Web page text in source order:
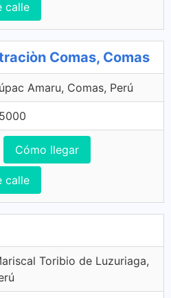
calle
Comas, Comas
Amaru, Comas, Perú
Cómo llegar
calle
Toribio de Luzuriaga,